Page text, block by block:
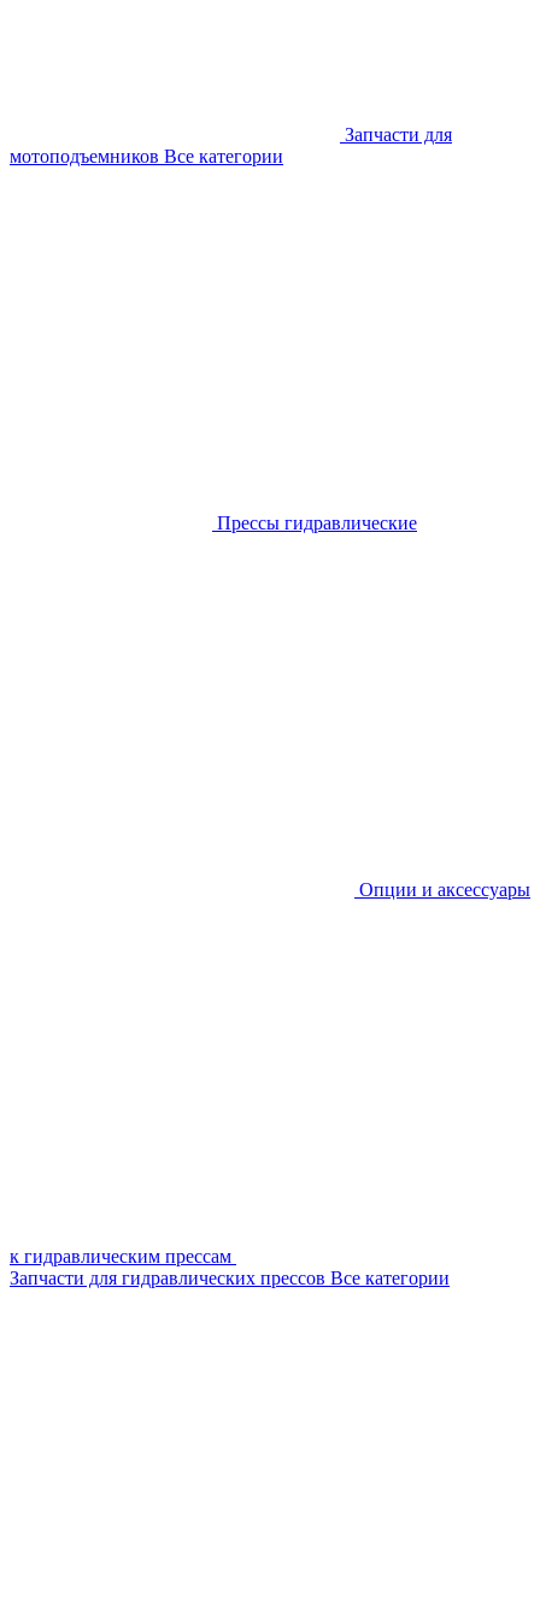
Запчасти для
мотоподъемников Все категории
Прессы гидравлические
Опции и аксессуары
к гидравлическим прессам
Запчасти для гидравлических прессов Все категории